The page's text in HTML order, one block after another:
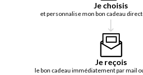
Je choisis
et personnalise mon bon cadeau
Je reçois
le bon cadeau immédiatement par mail